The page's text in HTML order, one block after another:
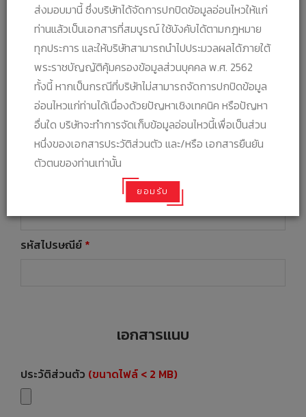
จังหวัด *
อำเภอ/เขต*
รหัสไปรษณีย์ *
เอกสารแนบ
ประวัติส่วนตัว (ขนาดไฟล์ < 2 MB)
ส่งมอบมานี้ ซึ่งบริษัทได้จัดการปกปิดข้อมูลอ่อนไหวให้แก่
ท่านแล้วเป็นเอกสารที่สมบูรณ์ ใช้บังคับได้ตามกฎหมาย
ทุกประการ และให้บริษัทสามารถนำไปประมวลผลได้ภายใต้
พระราชบัญญัติคุ้มครองข้อมูลส่วนบุคคล พ.ศ. 2562
ทั้งนี้ หากเป็นกรณีที่บริษัทไม่สามารถจัดการปกปิดข้อมูล
อ่อนไหวแก่ท่านได้เนื่องด้วยปัญหาเชิงเทคนิค หรือปัญหา
อื่นใด บริษัทจะทำการจัดเก็บข้อมูลอ่อนไหวนี้เพื่อเป็นส่วน
หนึ่งของเอกสารประวัติส่วนตัว และ/หรือ เอกสารยืนยัน
ตัวตนของท่านเท่านั้น
ยอมรับ